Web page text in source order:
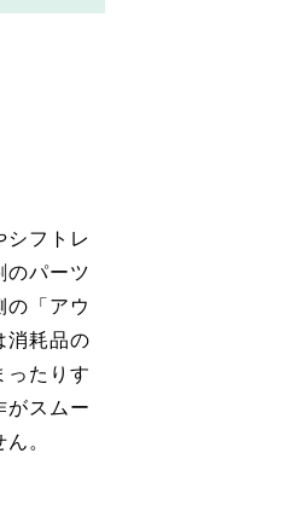
シフトレ
のパーツ
の「アウ
消耗品の
ったりす
がスムー
。